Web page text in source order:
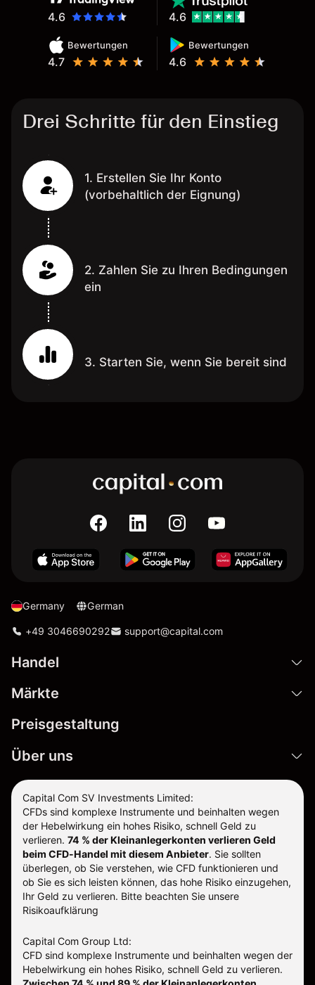
4.6
Bewertungen
4.7
Bewertungen
4.6
4.6
Drei Schritte für den Einstieg
1. Erstellen Sie Ihr Konto
(vorbehaltlich der Eignung)
2. Zahlen Sie zu Ihren Bedingungen
ein
3. Starten Sie, wenn Sie bereit sind
Germany German
+49 3046690292 support@capital.com
Handel
Märkte
Preisgestaltung
Über uns
Capital Com SV Investments Limited:
CFDs sind komplexe Instrumente und beinhalten wegen
der Hebelwirkung ein hohes Risiko, schnell Geld zu
verlieren. 74 % der Kleinanlegerkonten verlieren Geld
beim CFD-Handel mit diesem Anbieter. Sie sollten
überlegen, ob Sie verstehen, wie CFD funktionieren und
ob Sie es sich leisten können, das hohe Risiko einzugehen,
Ihr Geld zu verlieren. Bitte beachten Sie unsere
Risikoaufklärung
Capital Com Group Ltd:
CFD sind komplexe Instrumente und beinhalten wegen der
Hebelwirkung ein hohes Risiko, schnell Geld zu verlieren.